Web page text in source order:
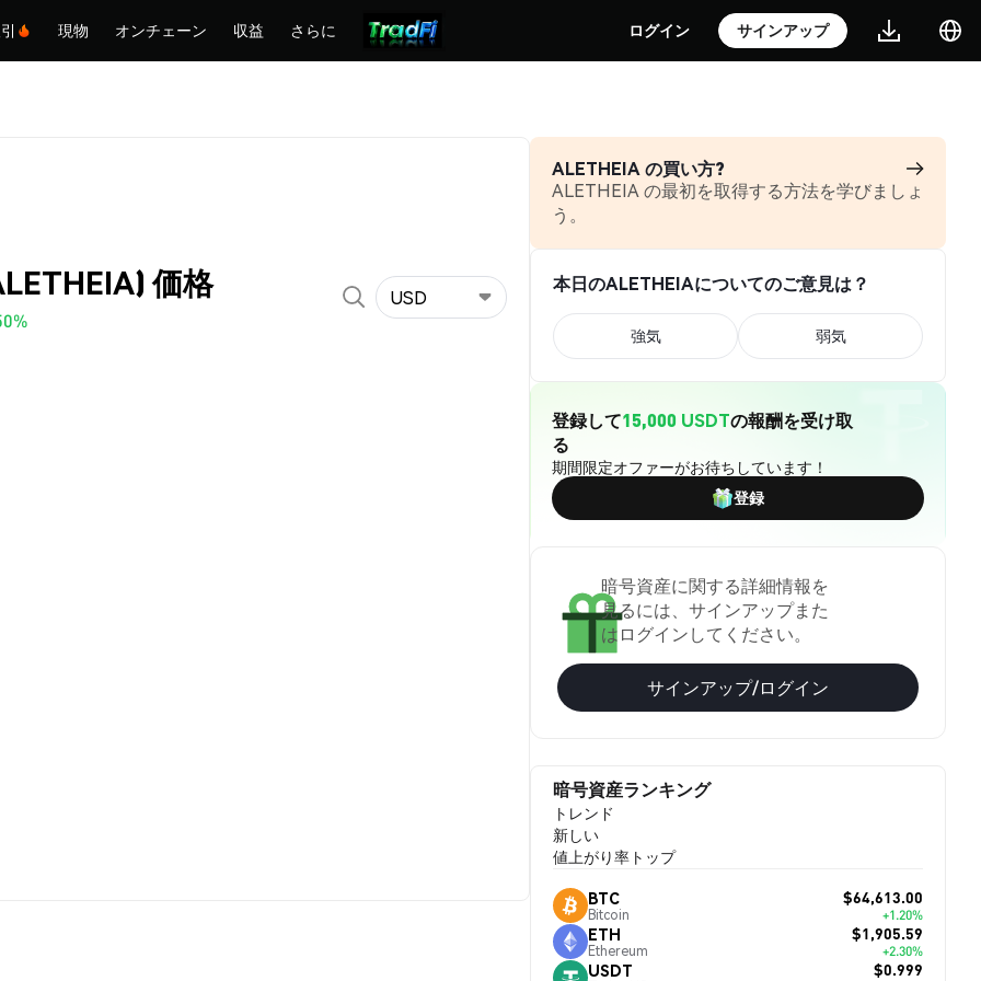
現物 オンチェーン 収益 さらに ログイン サインアップ
価格 USD
ALETHEIA の買い方?
ALETHEIA の最初を取得する方法を学びましょ
う。
本日のALETHEIAについてのご意見は？
強気 弱気
登録して15,000 USDTの報酬を受け取
る
期間限定オファーがお待ちしています！
登録
暗号資産に関する詳細情報を
見るには、サインアップまた
はログインしてください。
サインアップ/ログイン
暗号資産ランキング
トレンド
新しい
値上がり率トップ
BTC
Bitcoin
$64,613.00
+1.20%
ETH
Ethereum
$1,905.59
+2.30%
USDT $0.999